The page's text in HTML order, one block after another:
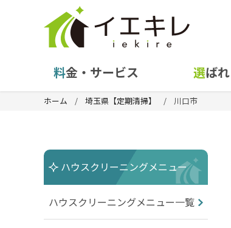
料金・サービス 選ば
ホーム 埼玉県【定期清掃】 川口市
ハウスクリーニングメニュー
ハウスクリーニングメニュー一覧